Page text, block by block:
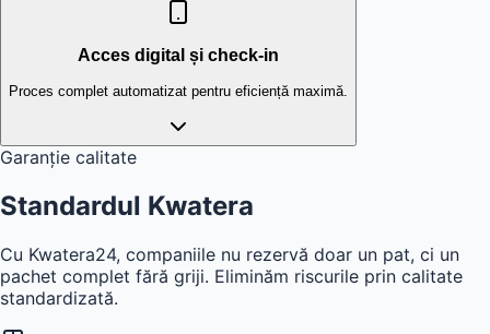
Acces digital și check-in
Proces complet automatizat pentru eficiență maximă.
Garanție calitate
Standardul Kwatera
Cu Kwatera24, companiile nu rezervă doar un pat, ci un
pachet complet fără griji. Eliminăm riscurile prin calitate
standardizată.